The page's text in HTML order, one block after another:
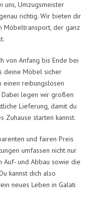
uns, Umzugsmeister
richtig. Wir bieten dir
Möbeltransport, der ganz
von Anfang bis Ende bei
deine Möbel sicher
einen reibungslosen
Dabei legen wir großen
Lieferung, damit du
Zuhause starten kannst.
und fairen Preis
umfassen nicht nur
Auf- und Abbau sowie die
kannst dich also
neues Leben in Galati